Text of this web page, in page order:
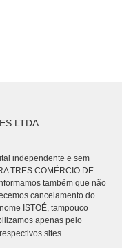
LTDA
independente e sem
TRES COMÉRCIO DE
também que não
cancelamento do
ISTOÉ, tampouco
apenas pelo
sites.